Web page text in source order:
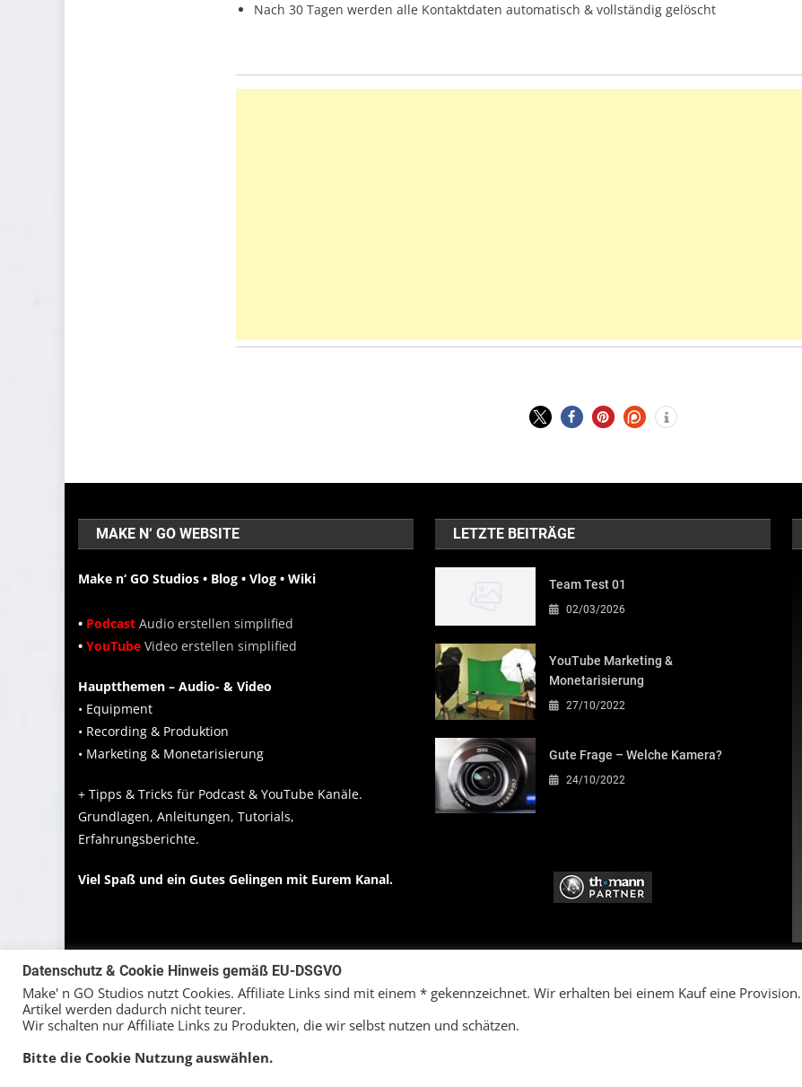
Nach 30 Tagen werden alle Kontaktdaten automatisch & vollständig gelöscht
MAKE N‘ GO WEBSITE
Make n‘ GO Studios • Blog • Vlog • Wiki
• PodcastAudio erstellen simplified
•YouTubeVideo erstellen simplified
Hauptthemen – Audio- & Video
• Equipment
• Recording & Produktion
• Marketing & Monetarisierung
+ Tipps & Tricks für Podcast & YouTube Kanäle.
Grundlagen, Anleitungen, Tutorials,
Erfahrungsberichte.
Viel Spaß und ein Gutes Gelingen mit Eurem Kanal.
LETZTE BEITRÄGE
Team Test 01
02/03/2026
YouTube Marketing &
Monetarisierung
27/10/2022
Gute Frage – Welche Kamera?
24/10/2022
Datenschutz & Cookie Hinweis gemäß EU-DSGVO
Make' n GO Studios nutzt Cookies. Affiliate Links sind mit einem * gekennzeichnet. Wir erhalten bei einem Kauf eine Provision.
Artikel werden dadurch nicht teurer.
Wir schalten nur Affiliate Links zu Produkten, die wir selbst nutzen und schätzen.
Bitte die Cookie Nutzung auswählen.